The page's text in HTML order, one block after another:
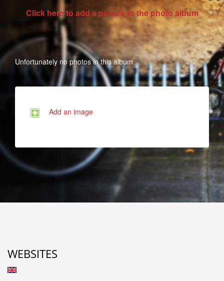
Click here to add a picture to the photo album
Unfortunately no photos in this album.
Add an image
WEBSITES